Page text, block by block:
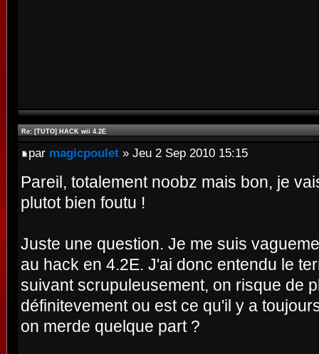
Re: [TUTO] HACK wii 4.2E
par magicpoulet » Jeu 2 Sep 2010 15:15
Pareil, totalement noobz mais bon, je
plutot bien foutu !
Juste une question. Je me suis
au hack en 4.2E. J'ai donc entendu le
suivant scrupuleusement, on risque de
définitevement ou est ce qu'il y a
on merde quelque part ?